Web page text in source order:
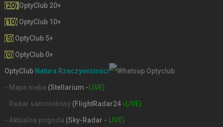
(20) OptyClub 20+
(10) OptyClub 10+
(5) OptyClub 5+
(0) OptyClub 0+
OptyClub Natura Rzeczywistości
- Mapa nieba (Stellarium -LIVE)
- Radar samolotowy (FlightRadar24 -LIVE)
- Aktualna pogoda (Sky-Radar - LIVE)